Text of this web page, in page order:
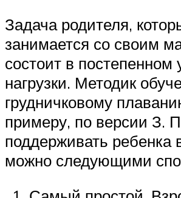
Задача родителя,
занимается со своим
состоит в постепенном
нагрузки. Методик
грудничковому
примеру, по версии З.
поддерживать ребенка
можно следующими